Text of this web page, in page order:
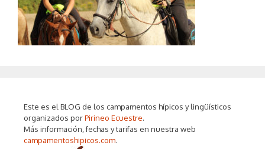
Este es el BLOG de los campamentos hípicos y lingüísticos
organizados porPirineo Ecuestre.
Más información, fechas y tarifas en nuestra web
campamentoshipicos.com.